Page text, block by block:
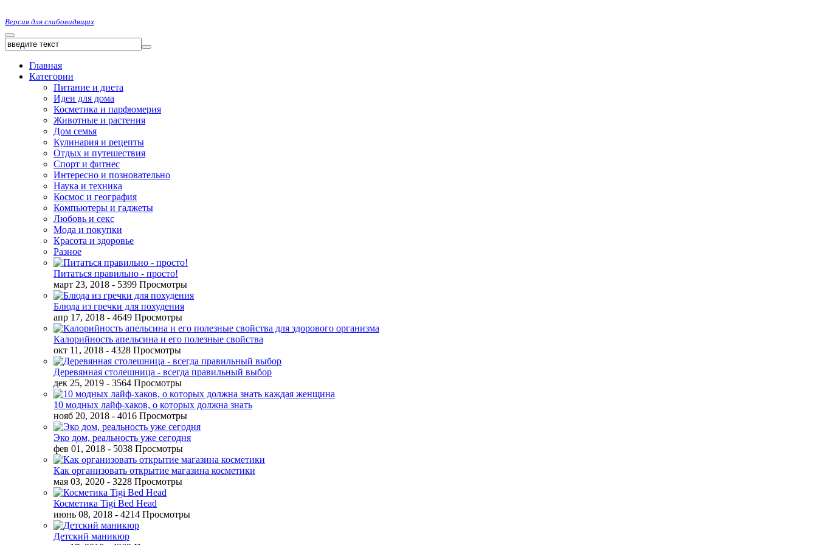
Версия для слабовидящих
Главная
Категории
Питание и диета
Идеи для дома
Косметика и парфюмерия
Животные и растения
Дом семья
Кулинария и рецепты
Отдых и путешествия
Спорт и фитнес
Интересно и позновательно
Наука и техника
Космос и география
Компьютеры и гаджеты
Любовь и секс
Мода и покупки
Красота и здоровье
Разное
Питаться правильно - просто!
март 23, 2018 - 5399 Просмотры
Блюда из гречки для похудения
апр 17, 2018 - 4649 Просмотры
Калорийность апельсина и его полезные свойства
окт 11, 2018 - 4328 Просмотры
Деревянная столешница - всегда правильный выбор
дек 25, 2019 - 3564 Просмотры
10 модных лайф-хаков, о которых должна знать
нояб 20, 2018 - 4016 Просмотры
Эко дом, реальность уже сегодня
фев 01, 2018 - 5038 Просмотры
Как организовать открытие магазина косметики
мая 03, 2020 - 3228 Просмотры
Косметика Tigi Bed Head
июнь 08, 2018 - 4214 Просмотры
Детский маникюр